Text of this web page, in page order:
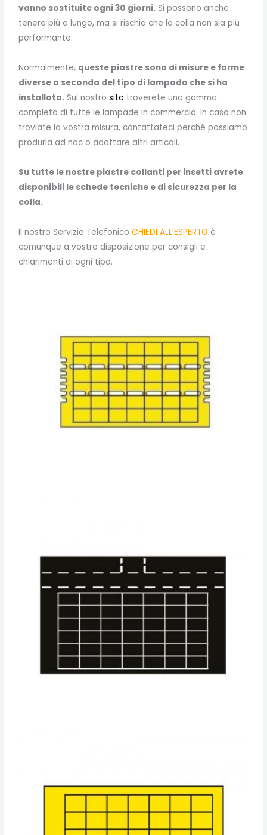
vanno sostituite ogni 30 giorni. Si possono anche
tenere più a lungo, ma si rischia che la colla non sia più
performante.
Normalmente, queste piastre sono di misure e forme
diverse a seconda del tipo di lampada che si ha
installato. Sul nostrosito troverete una gamma
completa di tutte le lampade in commercio. In caso non
troviate la vostra misura, contattateci perché possiamo
produrla ad hoc o adattare altri articoli.
Su tutte le nostre piastre collanti per insetti avrete
disponibili le schede tecniche e di sicurezza per la
colla.
Il nostro Servizio TelefonicoCHIEDI ALL’ESPERTO è
comunque a vostra disposizione per consigli e
chiarimenti di ogni tipo.